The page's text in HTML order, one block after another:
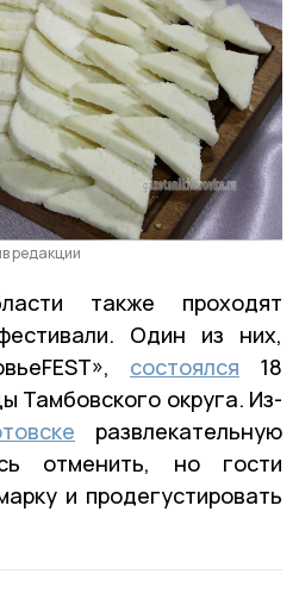
редакции
также проходят
Один из них,
состоялся 18
Тамбовского округа. Из-
развлекательную
отменить, но гости
и продегустировать